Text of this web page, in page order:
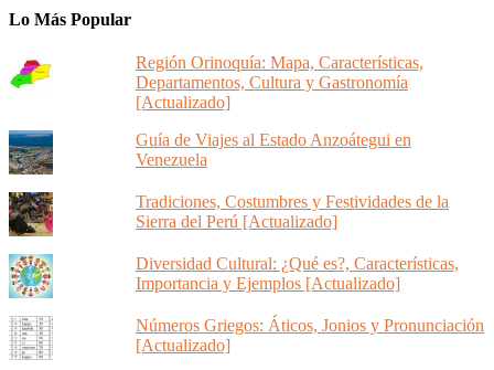
Lo Más Popular
Región Orinoquía: Mapa, Características,
Departamentos, Cultura y Gastronomía
[Actualizado]
Guía de Viajes al Estado Anzoátegui en
Venezuela
Tradiciones, Costumbres y Festividades de la
Sierra del Perú [Actualizado]
Diversidad Cultural: ¿Qué es?, Características,
Importancia y Ejemplos [Actualizado]
Números Griegos: Áticos, Jonios y Pronunciación
[Actualizado]